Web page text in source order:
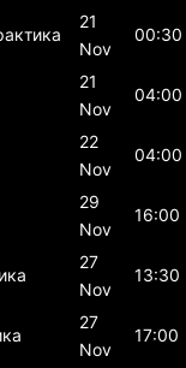
21
Nov
00:30
21
Nov
04:00
22
Nov
04:00
29
Nov
16:00
27
Nov
13:30
27
Nov
17:00